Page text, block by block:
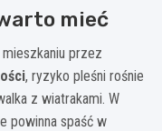
mieć
przez
, ryzyko pleśni rośnie
z wiatrakami. W
powinna spaść w